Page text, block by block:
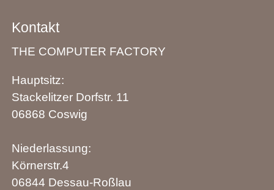
Kontakt
THE COMPUTER FACTORY
Hauptsitz:
Stackelitzer Dorfstr. 11
06868 Coswig
Niederlassung:
Körnerstr.4
06844 Dessau-Roßlau